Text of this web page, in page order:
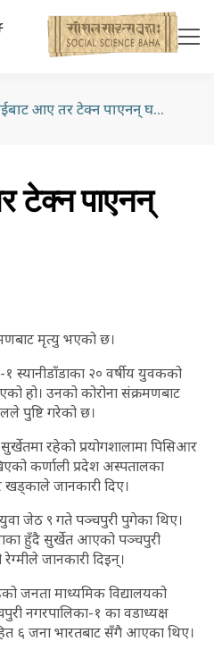
मुम्बईबाट आए तर टेक्न पाएनन् घरको आँगन
टेक्न पाएनन्
मृत्यु भएको छ।
स्यानीडाँडाका २० वर्षीय युवकको
हो। उनको कोरोना संक्रमणबाट
पुष्टि गरेको छ।
रहेको प्रयोगशालामा पिसिआर
कर्णाली प्रदेश अस्पतालका
खड्काले जानकारी दिए।
जेठ ९ गते पञ्चपुरी पुगेका थिए।
हुँदै सुर्खेत आएको पञ्चपुरी
जानकारी दिइन्।
जनता माध्यमिक विद्यालयको
नगरपालिका-१ का वडाध्यक्ष
६ जना भारतबाट सँगै आएका थिए।